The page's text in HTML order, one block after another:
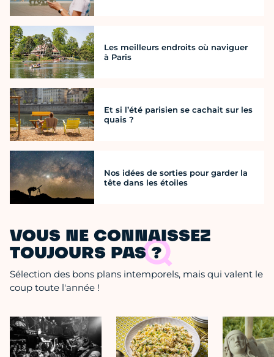
Les meilleurs endroits où naviguer
à Paris
Et si l’été parisien se cachait sur les
quais ?
Nos idées de sorties pour garder la
tête dans les étoiles
VOUS NE CONNAISSEZ
TOUJOURS PAS ?
Sélection des bons plans intemporels, mais qui valent le
coup toute l'année !